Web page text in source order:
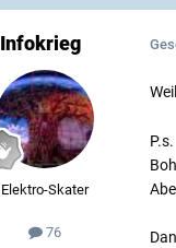
Infokrieg
Elektro-Skater
76
P.s.